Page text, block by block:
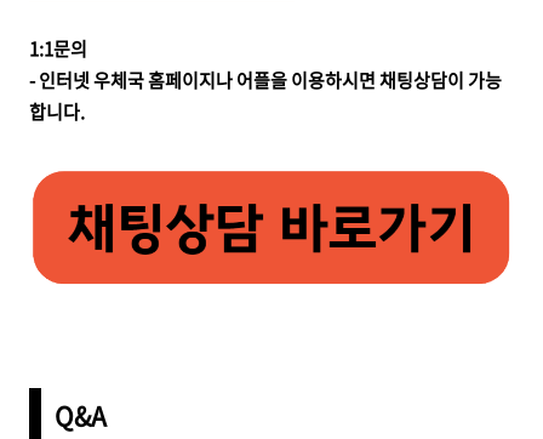
1:1문의
- 인터넷 우체국 홈페이지나 어플을 이용하시면 채팅상담이 가능
합니다.
Q&A